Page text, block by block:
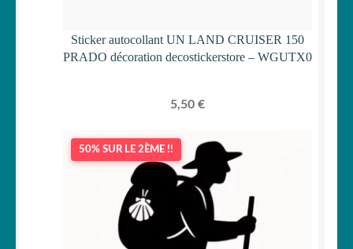
Sticker autocollant UN LAND CRUISER 150
PRADO décoration decostickerstore – WGUTX0
5,50 €
50% SUR LE 2ÈME !!